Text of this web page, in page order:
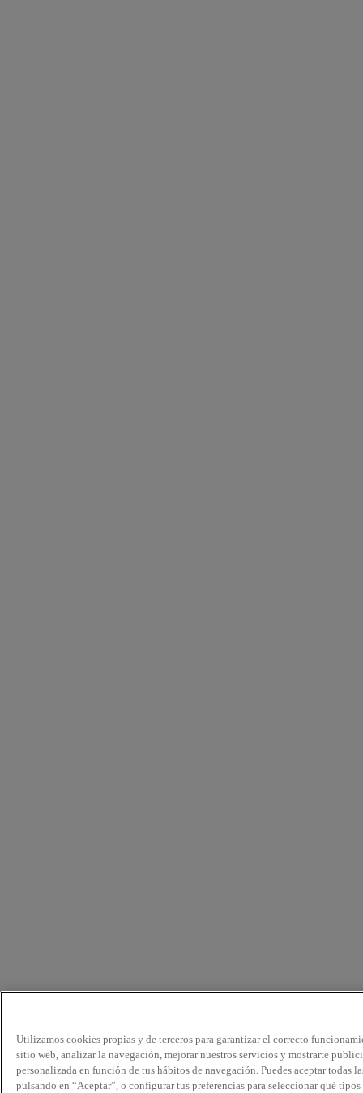
Utilizamos cookies propias y de terceros para garantizar el correcto
sitio web, analizar la navegación, mejorar nuestros servicios y mostrarte
personalizada en función de tus hábitos de navegación. Puedes aceptar todas
pulsando en “Aceptar”, o configurar tus preferencias para seleccionar qué tipos